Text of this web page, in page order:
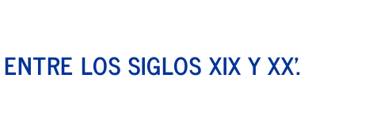
LOS SIGLOS XIX Y XX’.